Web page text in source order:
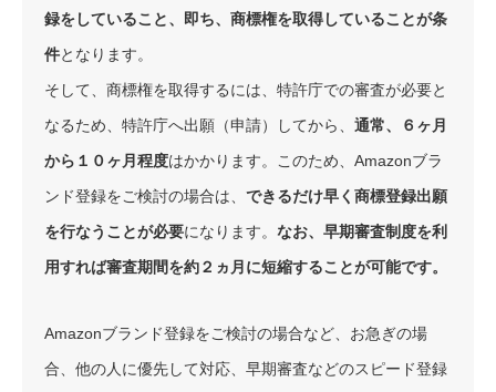
録をしていること、即ち、商標権を取得していることが条
件となります。
そして、商標権を取得するには、特許庁での審査が必要と
なるため、特許庁へ出願（申請）してから、 通常、６ヶ月
から１０ヶ月程度はかかります。このため、Amazonブラ
ンド登録をご検討の場合は、 できるだけ早く商標登録出願
を行なうことが必要になります。 なお、早期審査制度を利
用すれば審査期間を約２ヵ月に短縮することが可能です。
Amazonブランド登録をご検討の場合など、お急ぎの場
合、他の人に優先して対応、早期審査などのスピード登録